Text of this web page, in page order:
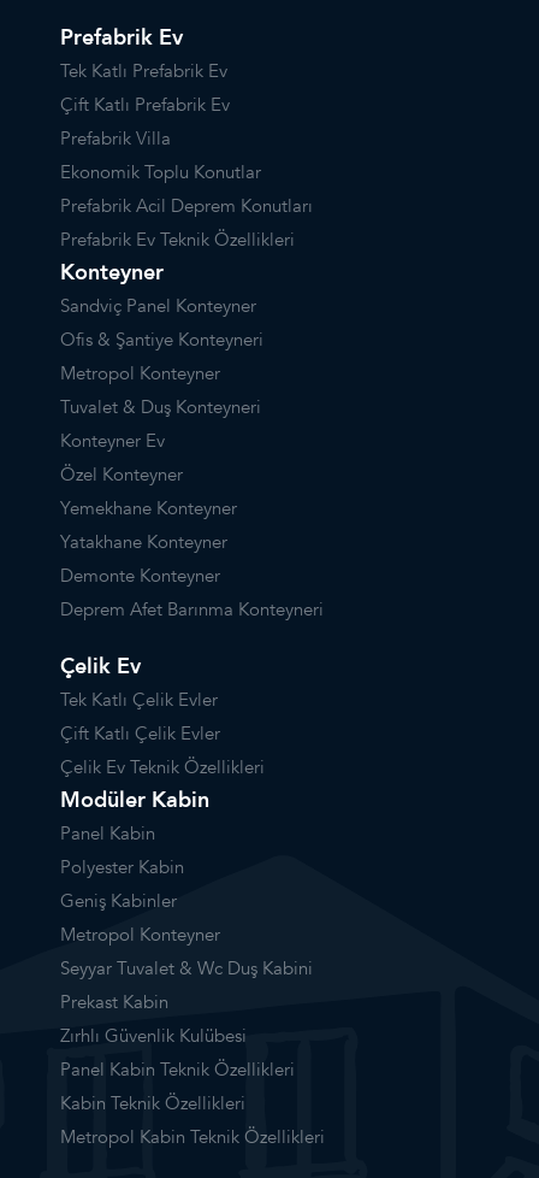
Prefabrik Ev
Tek Katlı Prefabrik Ev
Çift Katlı Prefabrik Ev
Prefabrik Villa
Ekonomik Toplu Konutlar
Prefabrik Acil Deprem Konutları
Prefabrik Ev Teknik Özellikleri
Konteyner
Sandviç Panel Konteyner
Ofis & Şantiye Konteyneri
Metropol Konteyner
Tuvalet & Duş Konteyneri
Konteyner Ev
Özel Konteyner
Yemekhane Konteyner
Yatakhane Konteyner
Demonte Konteyner
Deprem Afet Barınma Konteyneri
Çelik Ev
Tek Katlı Çelik Evler
Çift Katlı Çelik Evler
Çelik Ev Teknik Özellikleri
Modüler Kabin
Panel Kabin
Polyester Kabin
Geniş Kabinler
Metropol Konteyner
Seyyar Tuvalet & Wc Duş Kabini
Prekast Kabin
Zırhlı Güvenlik Kulübesi
Panel Kabin Teknik Özellikleri
Kabin Teknik Özellikleri
Metropol Kabin Teknik Özellikleri